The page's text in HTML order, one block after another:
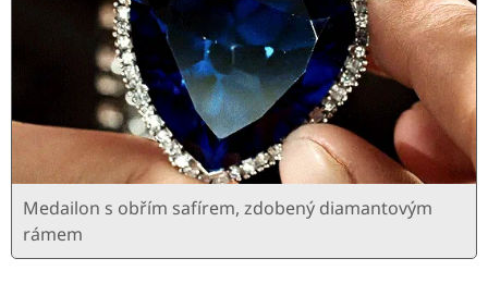
Medailon s obřím safírem, zdobený diamantovým
rámem